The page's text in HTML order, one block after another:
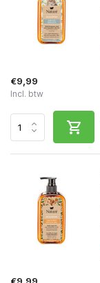
€9,99
Incl. btw